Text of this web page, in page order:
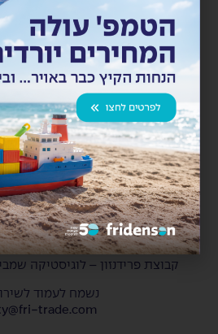
ועד להפצה ללקוח
אנו בעלי התמחות מיוחדת בטיפול
וחומרים מומסים ומציעים לכם
בתקני בטיחות מחמירים
הצטרפו לעולם של
בטוחה,
קבוצת פרידנזון – לוגיסטיקה
נשמח לעמוד
trade.com